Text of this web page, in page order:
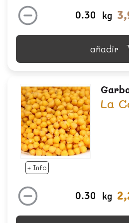
kg
añadir
+ Info
La
kg